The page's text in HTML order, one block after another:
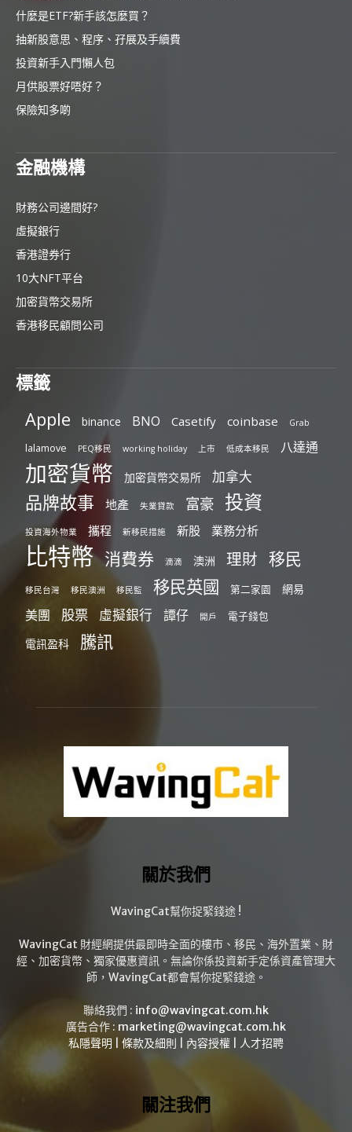
什麼是ETF?新手該怎麼買？
抽新股意思、程序、孖展及手續費
投資新手入門懶人包
月供股票好唔好？
保險知多啲
金融機構
財務公司邊間好?
虛擬銀行
香港證券行
10大NFT平台
加密貨幣交易所
香港移民顧問公司
標籤
Apple binance BNO Casetify coinbase Grab
lalamove PEQ移民 working holiday 上市 低成本移民 八達通
加密貨幣 加密貨幣交易所 加拿大
品牌故事 地產 失業貸款 富豪 投資
投資海外物業 攜程 新移民措施 新股 業務分析
比特幣 消費券 滴滴 澳洲 理財 移民
移民台灣 移民澳洲 移民監 移民英國 第二家園 網易
美團 股票 虛擬銀行 譚仔 開戶 電子錢包
電訊盈科 騰訊
關於我們
WavingCat幫你捉緊錢途 !
WavingCat 財經網提供最即時全面的樓市、移民、海外置業、財
經、加密貨幣、獨家優惠資訊。無論你係投資新手定係資產管理大
師，WavingCat都會幫你捉緊錢途。
聯絡我們 : info@wavingcat.com.hk
廣告合作 : marketing@wavingcat.com.hk
私隱聲明
條款及細則 內容授權 人才招聘
關注我們